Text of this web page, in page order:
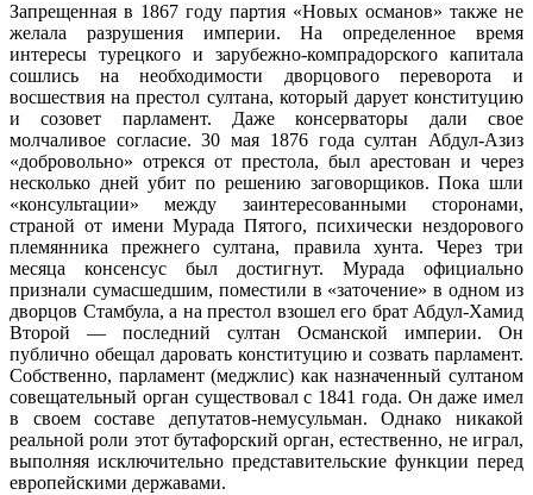
Запрещенная в 1867 году партия «Новых османов» также не
желала разрушения империи. На определенное время
интересы турецкого и зарубежно-компрадорского капитала
сошлись на необходимости дворцового переворота и
восшествия на престол султана, который дарует конституцию
и созовет парламент. Даже консерваторы дали свое
молчаливое согласие. 30 мая 1876 года султан Абдул-Азиз
«добровольно» отрекся от престола, был арестован и через
несколько дней убит по решению заговорщиков. Пока шли
«консультации» между заинтересованными сторонами,
страной от имени Мурада Пятого, психически нездорового
племянника прежнего султана, правила хунта. Через три
месяца консенсус был достигнут. Мурада официально
признали сумасшедшим, поместили в «заточение» в одном из
дворцов Стамбула, а на престол взошел его брат Абдул-Хамид
Второй — последний султан Османской империи. Он
публично обещал даровать конституцию и созвать парламент.
Собственно, парламент (меджлис) как назначенный султаном
совещательный орган существовал с 1841 года. Он даже имел
в своем составе депутатов-немусульман. Однако никакой
реальной роли этот бутафорский орган, естественно, не играл,
выполняя исключительно представительские функции перед
европейскими державами.